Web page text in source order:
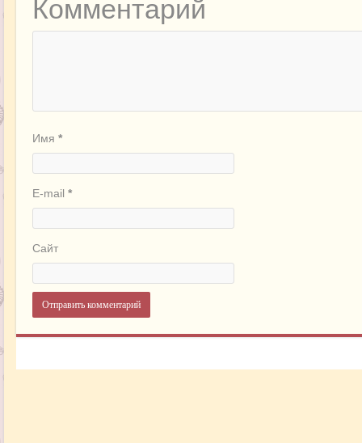
Комментарий
Имя *
E-mail *
Сайт